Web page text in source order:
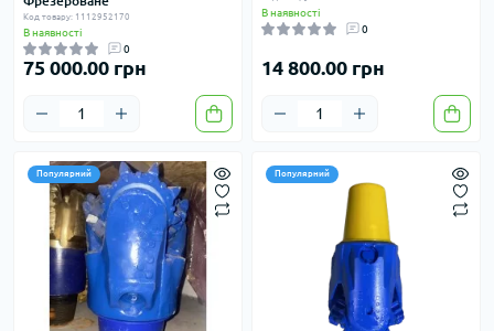
Код товару: 1112952170
В наявності
0
75 000.00 грн
В наявності
0
14 800.00 грн
Популярний Популярний